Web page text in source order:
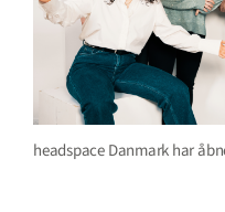
headspace Danmark har